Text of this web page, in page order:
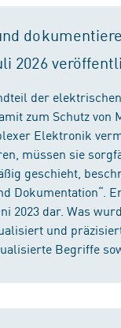
2026
der elektrischen
zum Schutz von
Elektronik
müssen sie
geschieht,
2023 dar. Was
und
Begriffe